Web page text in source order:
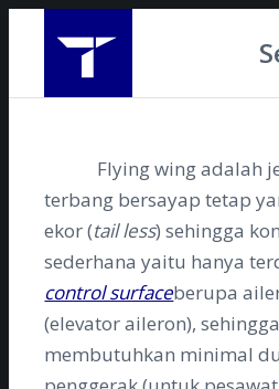
Flying wing adalah
terbang bersayap tetap
ekor (tail less) sehingga
sederhana yaitu hanya
control surfaceberupa
(elevator aileron),
membutuhkan minimal